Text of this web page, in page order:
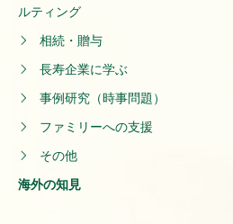
ルティング
相続・贈与
長寿企業に学ぶ
事例研究（時事問題）
ファミリーへの支援
その他
海外の知見